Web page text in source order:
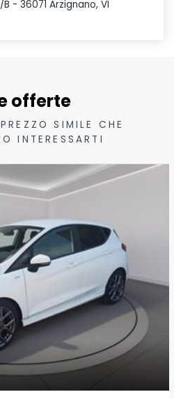
- 36071 Arzignano, VI
offerte
SIMILE CHE
INTERESSARTI